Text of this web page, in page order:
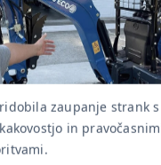
zaupanje strank
in pravočasnimi